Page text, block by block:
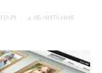
4 ХВ ЧИТАННЯ